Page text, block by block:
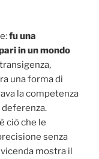
fu una
in un mondo
una forma di
la competenza
ciò che le
senza
mostra il